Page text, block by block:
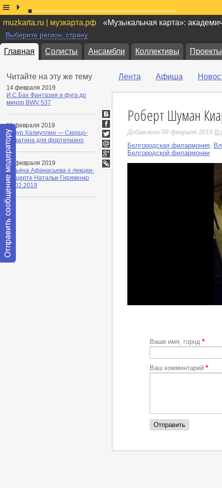
muzkarta.ru | музкарта.рф «Музыкальная карта»:
Выберите регион, страну
Главная Солисты Ансамбли Коллективы Проекты
Читайте на эту же тему
14 февраля 2019
И.С.Бах Фантазия и фуга до
минор BWV 537
11 февраля 2019
Тимур Халиуллин — Скерцо-
токкатина для фортепиано
09 февраля 2019
Татьянa Афанасьевa о лекции-
концерте Натальи Гирявенко
07.02.2019
Лента Афиша
Роберт Шуман
Добавлено 09 февраля 2019
Белгородская филармония
Белгородской филармонии
ВКонтакте
Facebook
Twitter
Мой
Мир
Google+
LiveJournal
Ваше имя, город *
Ваш комментарий *